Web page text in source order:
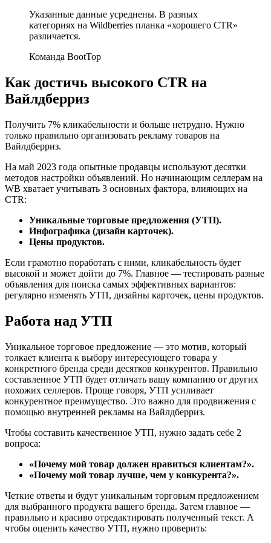
Указанные данные усреднены. В разных
категориях на Wildberries планка «хорошего CTR»
различается.
Команда BootTop
Как достичь высокого CTR на
Вайлдберриз
Получить 7% кликабельности и больше нетрудно. Нужно
только правильно организовать рекламу товаров на
Вайлдберриз.
На май 2023 года опытные продавцы используют десятки
методов настройки объявлений. Но начинающим селлерам на
WB хватает учитывать 3 основных фактора, влияющих на
CTR:
Уникальные торговые предложения (УТП).
Инфографика (дизайн карточек).
Цены продуктов.
Если грамотно поработать с ними, кликабельность будет
высокой и может дойти до 7%. Главное — тестировать разные
объявления для поиска самых эффективных вариантов:
регулярно изменять УТП, дизайны карточек, цены продуктов.
Работа над УТП
Уникальное торговое предложение — это мотив, который
толкает клиента к выбору интересующего товара у
конкретного бренда среди десятков конкурентов. Правильно
составленное УТП будет отличать вашу компанию от других
похожих селлеров. Проще говоря, УТП усиливает
конкурентное преимущество. Это важно для продвижения с
помощью внутренней рекламы на Вайлдберриз.
Чтобы составить качественное УТП, нужно задать себе 2
вопроса:
«Почему мой товар должен нравиться клиентам?».
«Почему мой товар лучше, чем у конкурента?».
Четкие ответы и будут уникальным торговым предложением
для выбранного продукта вашего бренда. Затем главное —
правильно и красиво отредактировать полученный текст. А
чтобы оценить качество УТП, нужно проверить: